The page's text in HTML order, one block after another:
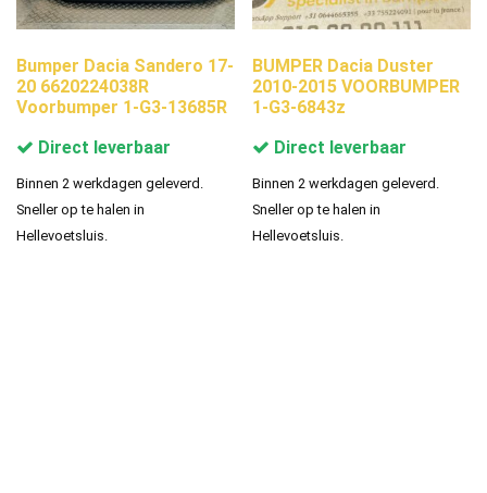
Bumper Dacia Sandero 17-
20 6620224038R
Voorbumper 1-G3-13685R
Direct leverbaar
Binnen 2 werkdagen geleverd.
Sneller op te halen in
Hellevoetsluis.
BUMPER Dacia Duster
2010-2015 VOORBUMPER
1-G3-6843z
Direct leverbaar
Binnen 2 werkdagen geleverd.
Sneller op te halen in
Hellevoetsluis.